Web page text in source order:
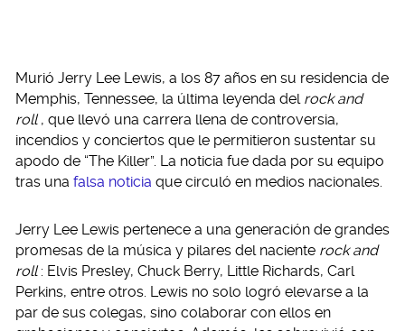
Murió Jerry Lee Lewis, a los 87 años en su residencia de
Memphis, Tennessee, la última leyenda del rock and
roll , que llevó una carrera llena de controversia,
incendios y conciertos que le permitieron sustentar su
apodo de “The Killer”. La noticia fue dada por su equipo
tras una falsa noticia que circuló en medios nacionales.
Jerry Lee Lewis pertenece a una generación de grandes
promesas de la música y pilares del naciente rock and
roll : Elvis Presley, Chuck Berry, Little Richards, Carl
Perkins, entre otros. Lewis no solo logró elevarse a la
par de sus colegas, sino colaborar con ellos en